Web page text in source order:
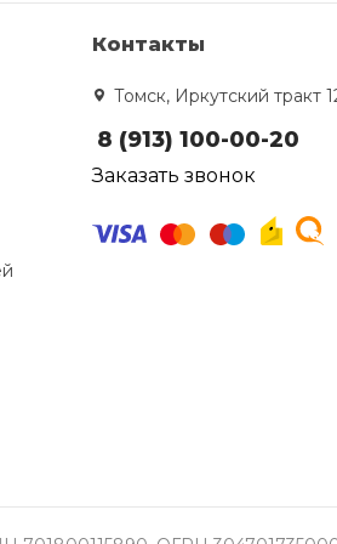
Контакты
Томск, Иркутский тракт
8 (913) 100-00-20
Заказать звонок